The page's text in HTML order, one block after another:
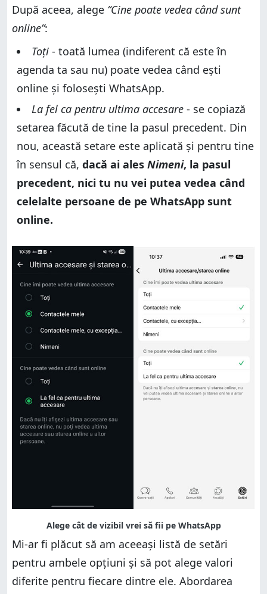
După aceea, alege “Cine poate vedea când sunt
online”:
Toți - toată lumea (indiferent că este în
agenda ta sau nu) poate vedea când ești
online și folosești WhatsApp.
La fel ca pentru ultima accesare - se copiază
setarea făcută de tine la pasul precedent. Din
nou, această setare este aplicată și pentru tine
în sensul că, dacă ai ales Nimeni, la pasul
precedent, nici tu nu vei putea vedea când
celelalte persoane de pe WhatsApp sunt
online.
Mi-ar fi plăcut să am aceeași listă de setări
pentru ambele opțiuni și să pot alege valori
diferite pentru fiecare dintre ele. Abordarea